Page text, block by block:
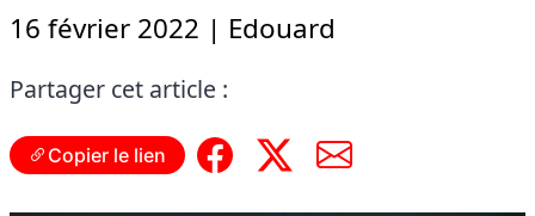
16 février 2022 | Edouard
Partager cet article :
Copier le lien